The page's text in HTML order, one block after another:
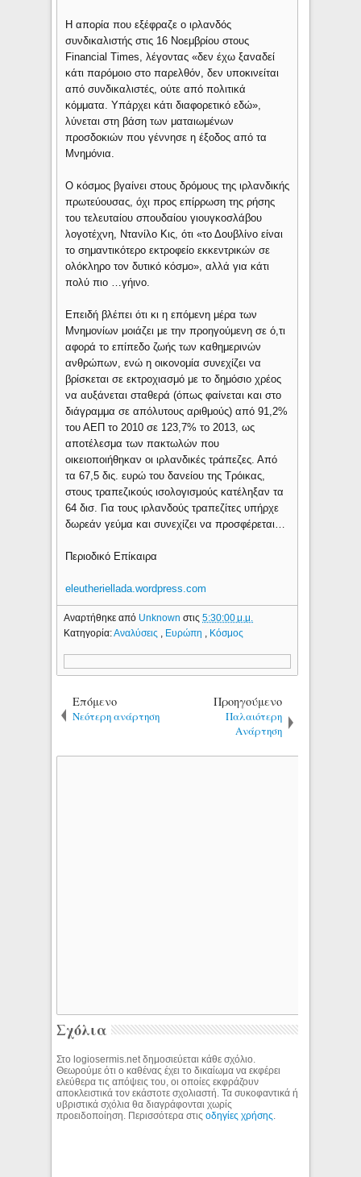
Η απορία που εξέφραζε ο ιρλανδός
συνδικαλιστής στις 16 Νοεμβρίου στους
Financial Times, λέγοντας «δεν έχω ξαναδεί
κάτι παρόμοιο στο παρελθόν, δεν υποκινείται
από συνδικαλιστές, ούτε από πολιτικά
κόμματα. Υπάρχει κάτι διαφορετικό εδώ»,
λύνεται στη βάση των ματαιωμένων
προσδοκιών που γέννησε η έξοδος από τα
Μνημόνια.
Ο κόσμος βγαίνει στους δρόμους της ιρλανδικής
πρωτεύουσας, όχι προς επίρρωση της ρήσης
του τελευταίου σπουδαίου γιουγκοσλάβου
λογοτέχνη, Ντανίλο Κις, ότι «το Δουβλίνο είναι
το σημαντικότερο εκτροφείο εκκεντρικών σε
ολόκληρο τον δυτικό κόσμο», αλλά για κάτι
πολύ πιο …γήινο.
Επειδή βλέπει ότι κι η επόμενη μέρα των
Μνημονίων μοιάζει με την προηγούμενη σε ό,τι
αφορά το επίπεδο ζωής των καθημερινών
ανθρώπων, ενώ η οικονομία συνεχίζει να
βρίσκεται σε εκτροχιασμό με το δημόσιο χρέος
να αυξάνεται σταθερά (όπως φαίνεται και στο
διάγραμμα σε απόλυτους αριθμούς) από 91,2%
του ΑΕΠ το 2010 σε 123,7% το 2013, ως
αποτέλεσμα των πακτωλών που
οικειοποιήθηκαν οι ιρλανδικές τράπεζες. Από
τα 67,5 δις. ευρώ του δανείου της Τρόικας,
στους τραπεζικούς ισολογισμούς κατέληξαν τα
64 δισ. Για τους ιρλανδούς τραπεζίτες υπήρχε
δωρεάν γεύμα και συνεχίζει να προσφέρεται…
Περιοδικό Επίκαιρα
eleutheriellada.wordpress.com
Αναρτήθηκε από Unknownστις5:30:00 μ.μ.
Κατηγορία:Αναλύσεις , Ευρώπη , Κόσμος
Επόμενο
Νεότερη ανάρτηση
Προηγούμενο
Παλαιότερη
Ανάρτηση
Σχόλια
Στο logiosermis.net δημοσιεύεται κάθε σχόλιο.
Θεωρούμε ότι ο καθένας έχει το δικαίωμα να εκφέρει
ελεύθερα τις απόψεις του, οι οποίες εκφράζουν
αποκλειστικά τον εκάστοτε σχολιαστή. Τα συκοφαντικά ή
υβριστικά σχόλια θα διαγράφονται χωρίς
προειδοποίηση. Περισσότερα στιςοδηγίες χρήσης.